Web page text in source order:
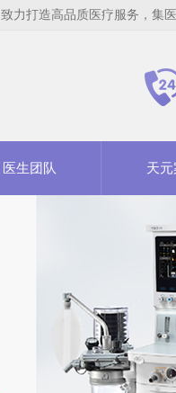
致力打造高品质医疗服务，集
医生团队 天元